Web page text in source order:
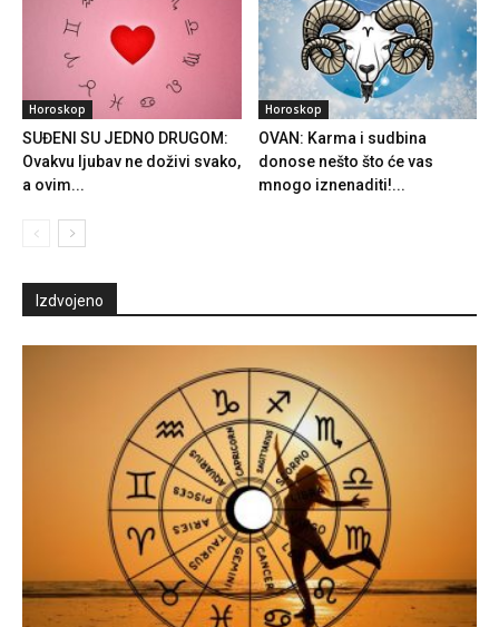
Horoskop
SUĐENI SU JEDNO DRUGOM:
Ovakvu ljubav ne doživi svako,
a ovim...
Horoskop
OVAN: Karma i sudbina
donose nešto što će vas
mnogo iznenaditi!...
Izdvojeno